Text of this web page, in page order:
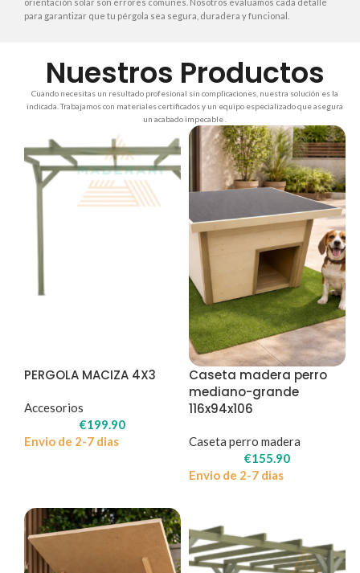
para garantizar que tu pérgola sea segura, duradera y funcional.
Nuestros Productos
Cuando necesitas un resultado profesional sin complicaciones, nuestra solución es la
indicada. Trabajamos con materiales certificados y un equipo especializado que asegura
un acabado impecable .
PERGOLA MACIZA 4X3
Accesorios
€199.90
Envio de 2-7 dias
Caseta madera perro
mediano-grande
116x94x106
Caseta perro madera
€155.90
Envio de 2-7 dias